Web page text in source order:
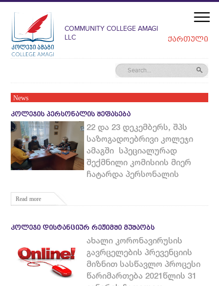
COMMUNITY COLLEGE AMAGI
LLC
ᲥᲐᲠᲗᲣᲚᲘ
News
ᲙᲝᲚᲔᲯᲘᲡ ᲞᲔᲠᲡᲝᲜᲐᲚᲘᲡ ᲨᲔᲤᲐᲡᲔᲑᲐ
22 და 23 დეკემბერს, შპს
საზოგადოებრივი კოლეჯი
ამაგში სპეციალურად
შექმნილი კომისიის მიერ
ჩატარდა პერსონალის
Read more
ᲙᲝᲚᲔᲯᲘ ᲓᲘᲡᲢᲐᲜᲪᲘᲣᲠ ᲠᲔᲟᲘᲛᲨᲘ ᲛᲣᲨᲐᲝᲑᲡ
ახალი კორონავირუსის
გავრცელების პრევენციის
მიზნით სასწავლო პროცესი
წარიმართება 2021წლის 31